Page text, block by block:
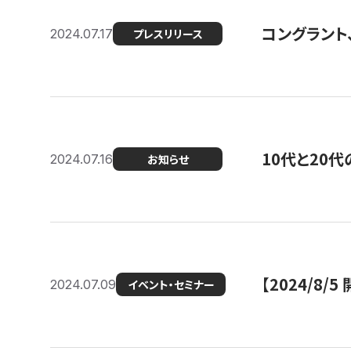
2024.07.17 プレスリリース コングラン
2024.07.16 お知らせ 10代と20代
2024.07.09 イベント・セミナー 【2024/8/5